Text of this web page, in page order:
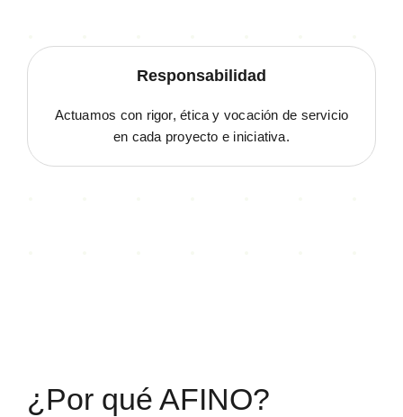
Responsabilidad
Actuamos con rigor, ética y vocación de servicio
en cada proyecto e iniciativa.
¿Por qué AFINO?